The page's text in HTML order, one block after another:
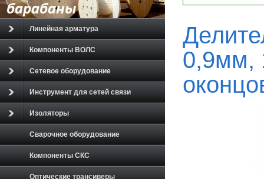
0,9мм,
Линейная арматура
Компоненты ВОЛС
Сетевое оборудование
Инструмент для сетей связи
Изоляторы
Сварочное оборудование
Компоненты СКС
Оптические трансиверы